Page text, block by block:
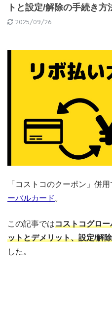
トと設定/解除の手続き方
2025/09/26
「コストコのクーポン」併
ーバルカード 。
この記事ではコストコグロ
ットとデメリット、設定/解
した。